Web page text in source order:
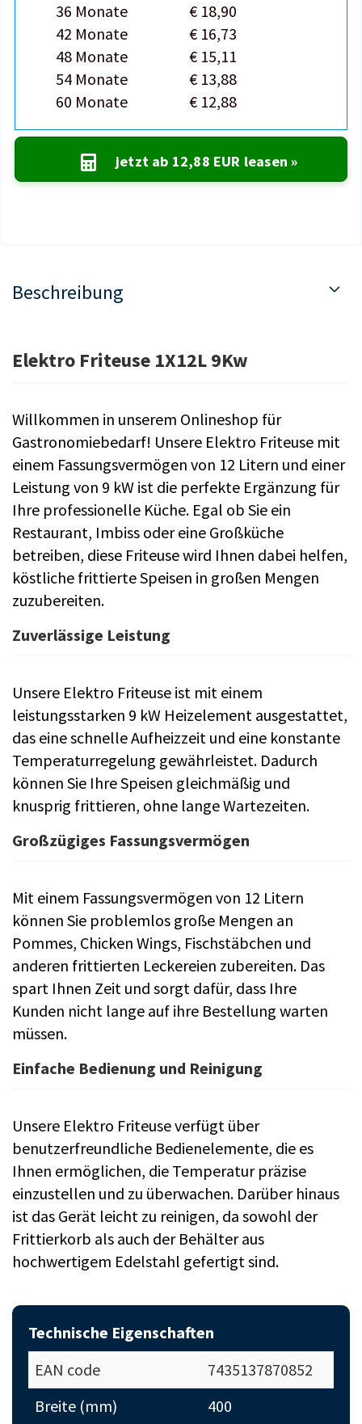
36 Monate
€ 18,90
42 Monate
€ 16,73
48 Monate
€ 15,11
54 Monate
€ 13,88
60 Monate
€ 12,88
jetzt ab 12,88 EUR leasen »
Beschreibung
Elektro Friteuse 1X12L 9Kw
Willkommen in unserem Onlineshop für
Gastronomiebedarf! Unsere Elektro Friteuse mit
einem Fassungsvermögen von 12 Litern und einer
Leistung von 9 kW ist die perfekte Ergänzung für
Ihre professionelle Küche. Egal ob Sie ein
Restaurant, Imbiss oder eine Großküche
betreiben, diese Friteuse wird Ihnen dabei helfen,
köstliche frittierte Speisen in großen Mengen
zuzubereiten.
Zuverlässige Leistung
Unsere Elektro Friteuse ist mit einem
leistungsstarken 9 kW Heizelement ausgestattet,
das eine schnelle Aufheizzeit und eine konstante
Temperaturregelung gewährleistet. Dadurch
können Sie Ihre Speisen gleichmäßig und
knusprig frittieren, ohne lange Wartezeiten.
Großzügiges Fassungsvermögen
Mit einem Fassungsvermögen von 12 Litern
können Sie problemlos große Mengen an
Pommes, Chicken Wings, Fischstäbchen und
anderen frittierten Leckereien zubereiten. Das
spart Ihnen Zeit und sorgt dafür, dass Ihre
Kunden nicht lange auf ihre Bestellung warten
müssen.
Einfache Bedienung und Reinigung
Unsere Elektro Friteuse verfügt über
benutzerfreundliche Bedienelemente, die es
Ihnen ermöglichen, die Temperatur präzise
einzustellen und zu überwachen. Darüber hinaus
ist das Gerät leicht zu reinigen, da sowohl der
Frittierkorb als auch der Behälter aus
hochwertigem Edelstahl gefertigt sind.
Technische Eigenschaften
EAN code
7435137870852
Breite (mm)
400